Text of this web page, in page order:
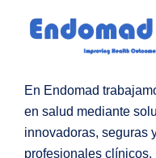
En Endomad
en salud mediante
innovadoras, seguras
profesionales clínicos.